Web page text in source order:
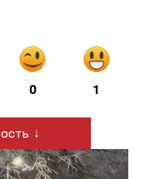
0 1
↓